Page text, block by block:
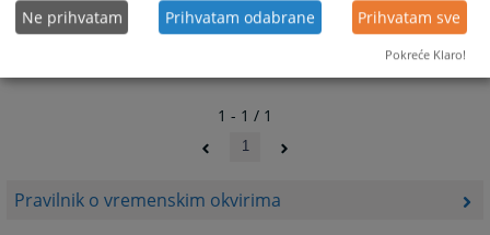
Pravilnik o vremenskim okvirima
1 - 1 / 1
1
Ne prihvatam Prihvatam odabrane Prihvatam sve
Pokreće Klaro!